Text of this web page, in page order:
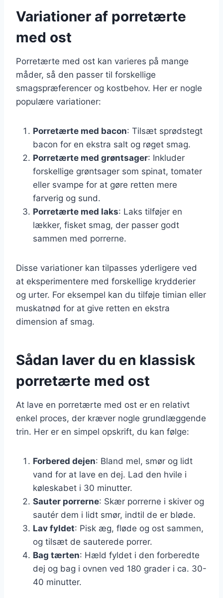
Variationer af porretærte
med ost
Porretærte med ost kan varieres på mange
måder, så den passer til forskellige
smagspræferencer og kostbehov. Her er nogle
populære variationer:
Porretærte med bacon: Tilsæt sprødstegt
bacon for en ekstra salt og røget smag.
Porretærte med grøntsager: Inkluder
forskellige grøntsager som spinat, tomater
eller svampe for at gøre retten mere
farverig og sund.
Porretærte med laks: Laks tilføjer en
lækker, fisket smag, der passer godt
sammen med porrerne.
Disse variationer kan tilpasses yderligere ved
at eksperimentere med forskellige krydderier
og urter. For eksempel kan du tilføje timian eller
muskatnød for at give retten en ekstra
dimension af smag.
Sådan laver du en klassisk
porretærte med ost
At lave en porretærte med ost er en relativt
enkel proces, der kræver nogle grundlæggende
trin. Her er en simpel opskrift, du kan følge:
Forbered dejen: Bland mel, smør og lidt
vand for at lave en dej. Lad den hvile i
køleskabet i 30 minutter.
Sauter porrerne: Skær porrerne i skiver og
sautér dem i lidt smør, indtil de er bløde.
Lav fyldet: Pisk æg, fløde og ost sammen,
og tilsæt de sauterede porrer.
Bag tærten: Hæld fyldet i den forberedte
dej og bag i ovnen ved 180 grader i ca. 30-
40 minutter.